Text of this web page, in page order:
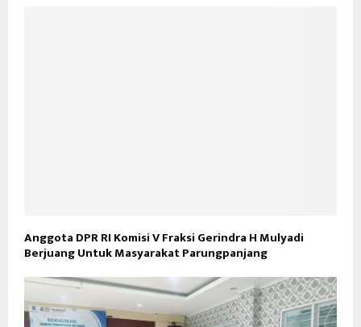
Anggota DPR RI Komisi V Fraksi Gerindra H Mulyadi
Berjuang Untuk Masyarakat Parungpanjang